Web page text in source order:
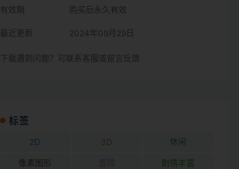
有效期 购买后永久有效
最近更新 2024年09月29日
下载遇到问题？可联系客服或留言反馈
标签
2D 3D 休闲
像素图形 剧情丰富